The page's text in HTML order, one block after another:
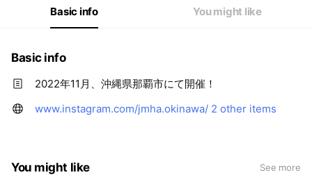
Basic info You might like
Basic info
2022年11月、沖縄県那覇市にて開催！
www.instagram.com/jmha.okinawa/ 2 other items
You might like See more